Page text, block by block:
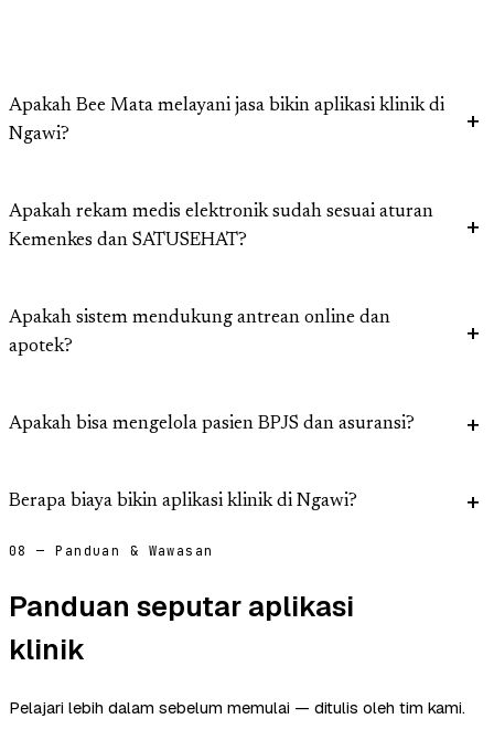
Apakah Bee Mata melayani jasa bikin aplikasi klinik di
Ngawi?
Apakah rekam medis elektronik sudah sesuai aturan
Kemenkes dan SATUSEHAT?
Apakah sistem mendukung antrean online dan
apotek?
Apakah bisa mengelola pasien BPJS dan asuransi?
Berapa biaya bikin aplikasi klinik di Ngawi?
08 — Panduan & Wawasan
Panduan seputar aplikasi
klinik
Pelajari lebih dalam sebelum memulai — ditulis oleh tim kami.